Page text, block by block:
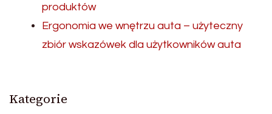
produktów
Ergonomia we wnętrzu auta – użyteczny
zbiór wskazówek dla użytkowników auta
Kategorie